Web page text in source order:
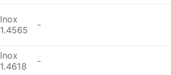
Inox
1.4565
-
Inox
1.4618
-